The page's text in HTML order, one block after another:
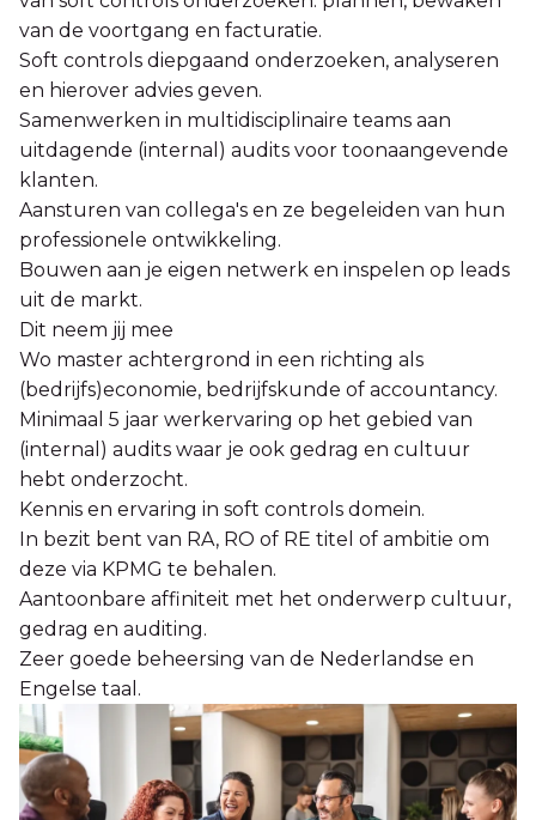
van de voortgang en facturatie.
Soft controls diepgaand onderzoeken, analyseren
en hierover advies geven.
Samenwerken in multidisciplinaire teams aan
uitdagende (internal) audits voor toonaangevende
klanten.
Aansturen van collega's en ze begeleiden van hun
professionele ontwikkeling.
Bouwen aan je eigen netwerk en inspelen op leads
uit de markt.
Dit neem jij mee
Wo master achtergrond in een richting als
(bedrijfs)economie, bedrijfskunde of accountancy.
Minimaal 5 jaar werkervaring op het gebied van
(internal) audits waar je ook gedrag en cultuur
hebt onderzocht.
Kennis en ervaring in soft controls domein.
In bezit bent van RA, RO of RE titel of ambitie om
deze via KPMG te behalen.
Aantoonbare affiniteit met het onderwerp cultuur,
gedrag en auditing.
Zeer goede beheersing van de Nederlandse en
Engelse taal.